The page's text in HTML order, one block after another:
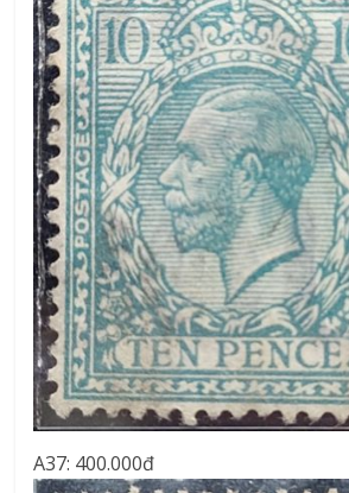
A37: 400.000đ